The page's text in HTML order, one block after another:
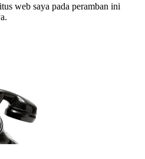
web saya pada peramban ini